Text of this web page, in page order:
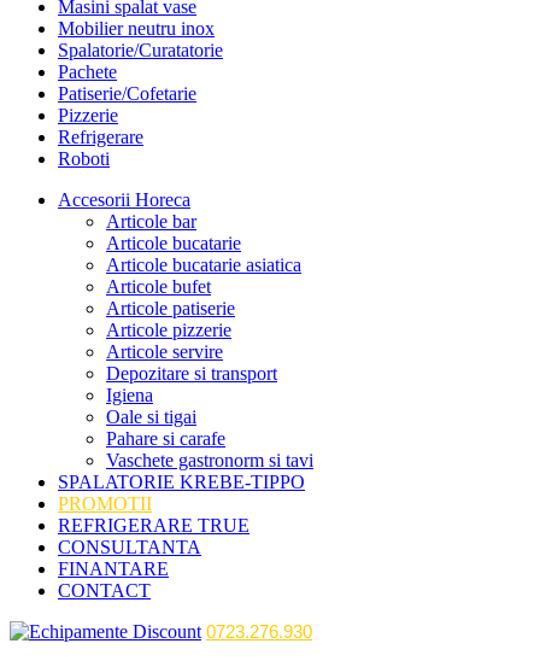
Masini spalat vase
Mobilier neutru inox
Spalatorie/Curatatorie
Pachete
Patiserie/Cofetarie
Pizzerie
Refrigerare
Roboti
Accesorii Horeca
Articole bar
Articole bucatarie
Articole bucatarie asiatica
Articole bufet
Articole patiserie
Articole pizzerie
Articole servire
Depozitare si transport
Igiena
Oale si tigai
Pahare si carafe
Vaschete gastronorm si tavi
SPALATORIE KREBE-TIPPO
PROMOTII
REFRIGERARE TRUE
CONSULTANTA
FINANTARE
CONTACT
0723.276.930